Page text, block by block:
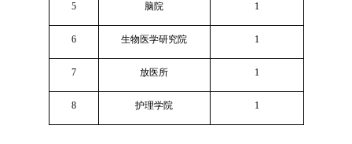
5 脑院 1
6 生物医学研究院 1
7 放医所 1
8 护理学院 1